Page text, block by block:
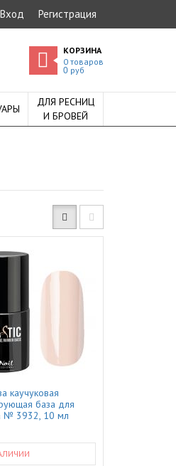
Вход Регистрация
КОРЗИНА
0 товаров
0руб
ДЛЯ РЕСНИЦ
И БРОВЕЙ
каучуковая
база для
№ 3932, 10 мл